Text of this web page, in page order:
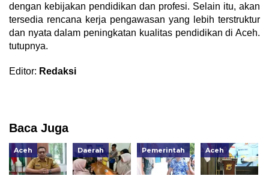
dengan kebijakan pendidikan dan profesi. Selain itu, akan
tersedia rencana kerja pengawasan yang lebih terstruktur
dan nyata dalam peningkatan kualitas pendidikan di Aceh.
tutupnya.
Editor: Redaksi
Baca Juga
Aceh Daerah Pemerintah Aceh